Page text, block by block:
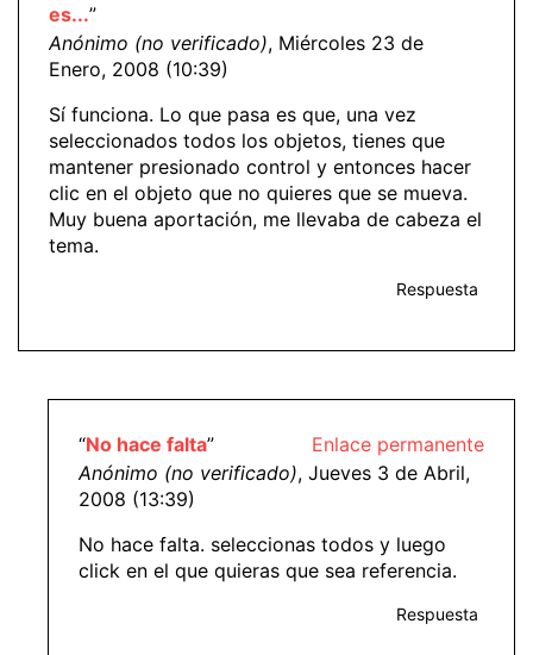
es...”
Anónimo (no verificado), Miércoles 23 de
Enero, 2008 (10:39)
Sí funciona. Lo que pasa es que, una vez
seleccionados todos los objetos, tienes que
mantener presionado control y entonces hacer
clic en el objeto que no quieres que se mueva.
Muy buena aportación, me llevaba de cabeza el
tema.
Respuesta
Enlace permanente
“No hace falta”
Anónimo (no verificado), Jueves 3 de Abril,
2008 (13:39)
No hace falta. seleccionas todos y luego
click en el que quieras que sea referencia.
Respuesta